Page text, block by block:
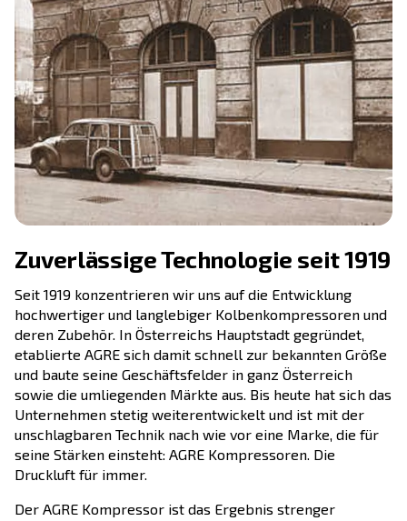
Zuverlässige Technologie
Seit 1919 konzentrieren wir uns auf die